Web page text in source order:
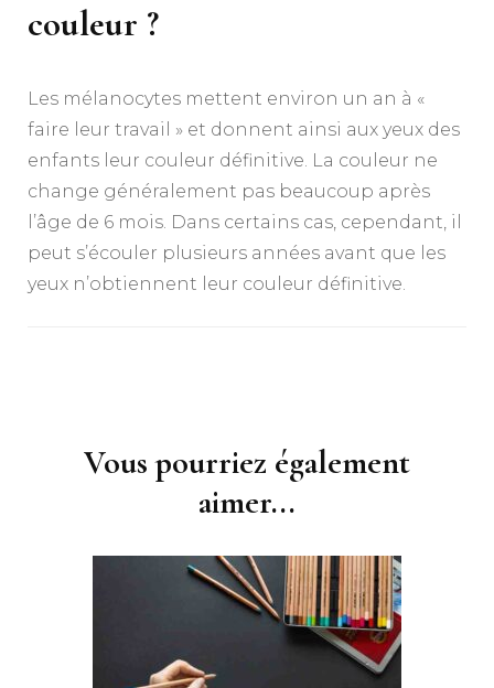
couleur ?
Les mélanocytes mettent environ un an à «
faire leur travail » et donnent ainsi aux yeux des
enfants leur couleur définitive. La couleur ne
change généralement pas beaucoup après
l’âge de 6 mois. Dans certains cas, cependant, il
peut s’écouler plusieurs années avant que les
yeux n’obtiennent leur couleur définitive.
Vous pourriez également
aimer...